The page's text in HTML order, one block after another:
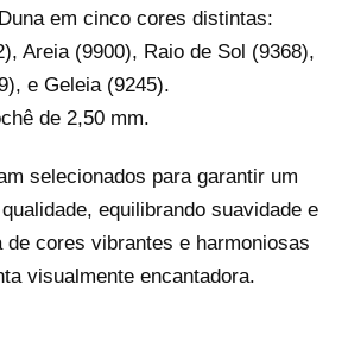
em cinco cores distintas:
Areia (9900), Raio de Sol (9368),
e Geleia (9245).
de 2,50 mm.
selecionados para garantir um
equilibrando suavidade e
de cores vibrantes e harmoniosas
visualmente encantadora.